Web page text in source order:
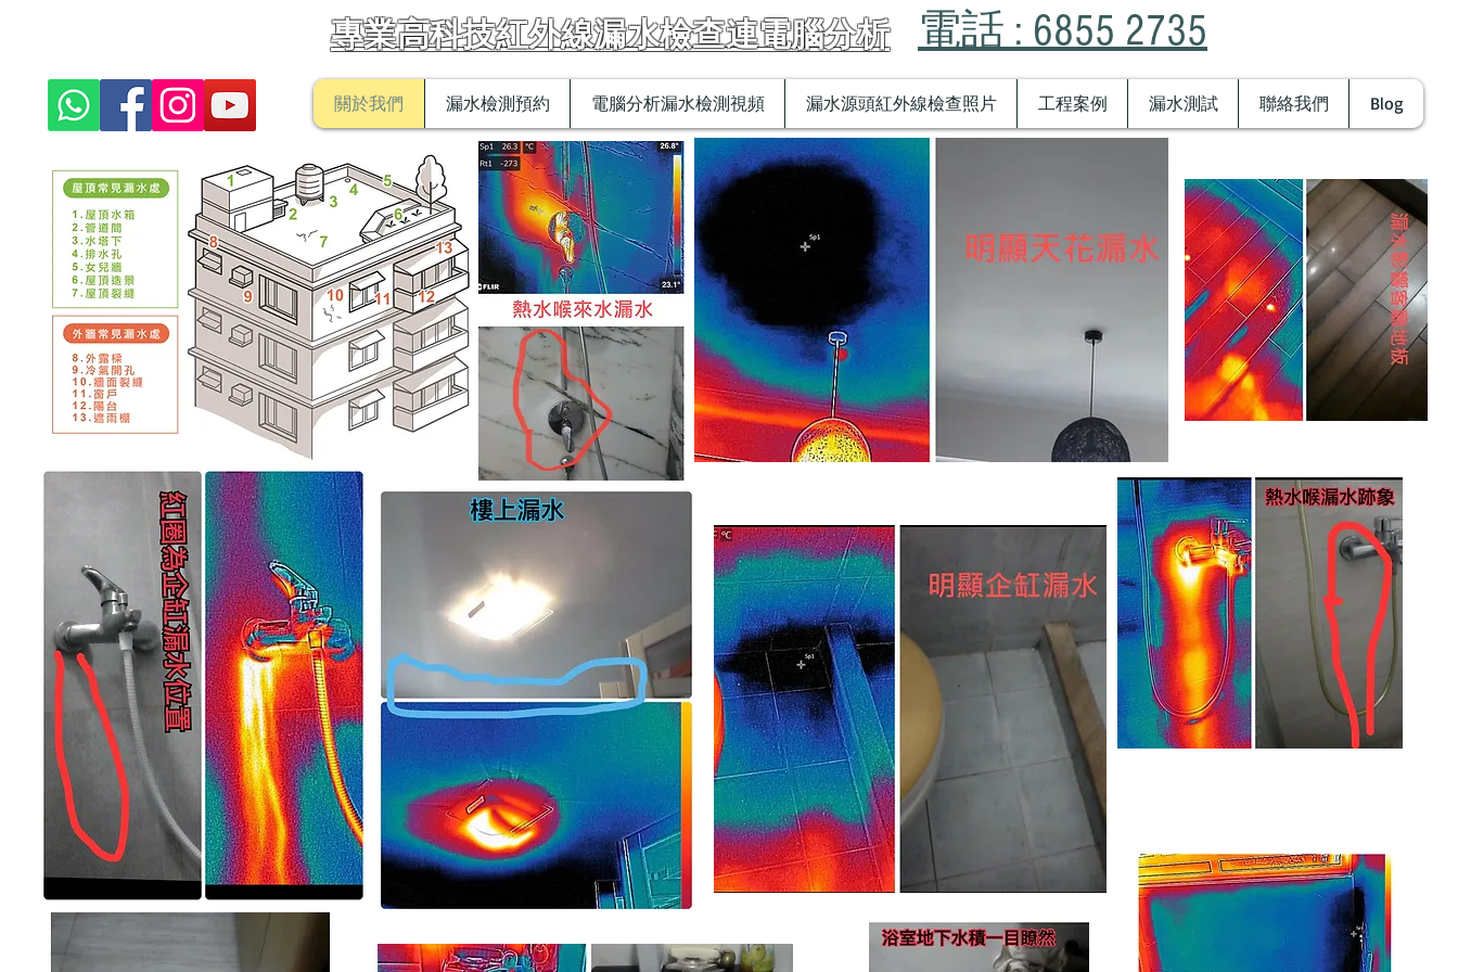
專業高科技紅外線漏水檢查連電腦分析 電話 : 6855 2735
關於我們 漏水檢測預約 電腦分析漏水檢測視頻 漏水源頭紅外線檢查照片 工程案例 漏水測試 聯絡我們 Blog